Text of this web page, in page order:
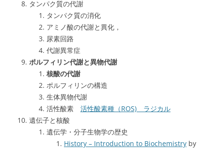
タンパク質の代謝
タンパク質の消化
アミノ酸の代謝と異化，
尿素回路
代謝異常症
ポルフィリン代謝と異物代謝
核酸の代謝
ポルフィリンの構造
生体異物代謝
活性酸素 活性酸素種（ROS) ラジカル
遺伝子と核酸
遺伝学・分子生物学の歴史
History – Introduction to Biochemistry by